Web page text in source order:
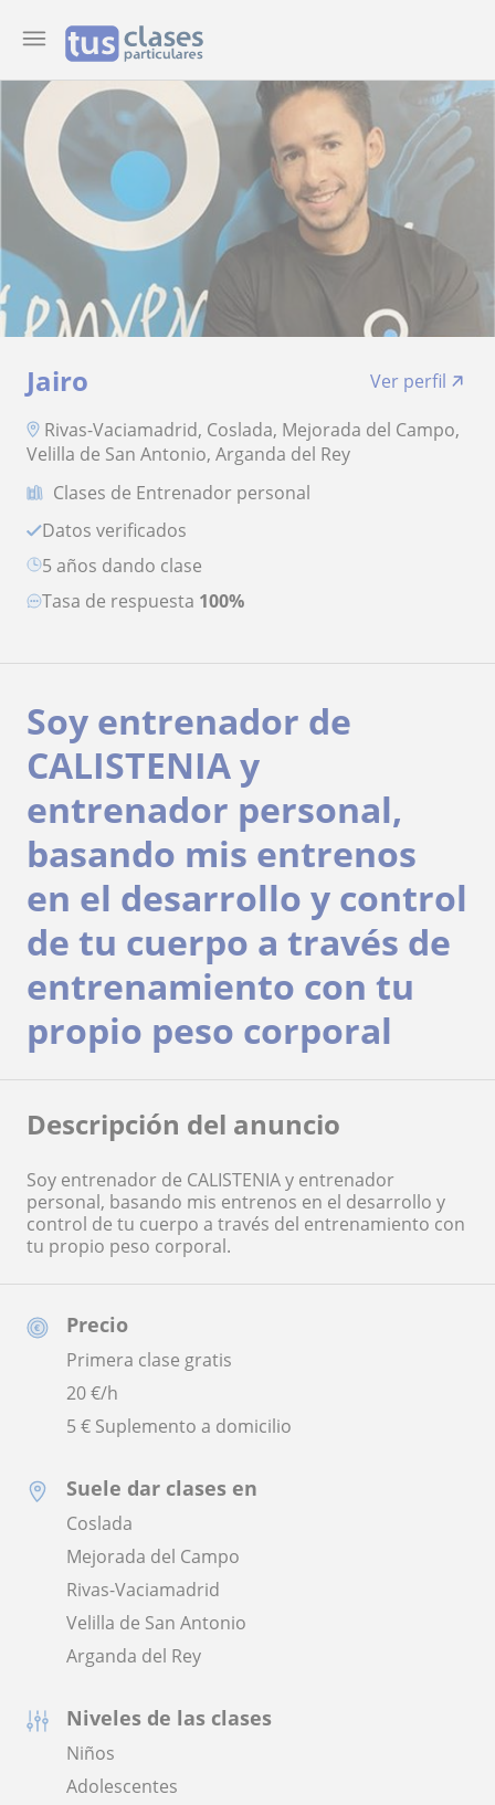
Jairo
Ver perfil
Rivas-Vaciamadrid, Coslada, Mejorada del Campo,
Velilla de San Antonio, Arganda del Rey
Clases de Entrenador personal
Datos verificados
5 años dando clase
Tasa de respuesta 100%
Precio
Primera clase gratis
20€/h
5 € Suplemento a domicilio
Suele dar clases en
Coslada
Mejorada del Campo
Rivas-Vaciamadrid
Velilla de San Antonio
Arganda del Rey
Niveles de las clases
Niños
Adolescentes
Soy entrenador de
CALISTENIA y
entrenador personal,
basando mis entrenos
en el desarrollo y control
de tu cuerpo a través de
entrenamiento con tu
propio peso corporal
Descripción del anuncio
Soy entrenador de CALISTENIA y entrenador
personal, basando mis entrenos en el desarrollo y
control de tu cuerpo a través del entrenamiento con
tu propio peso corporal.